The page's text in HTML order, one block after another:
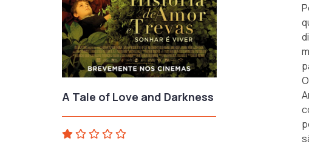
A Tale of Love and Darkness